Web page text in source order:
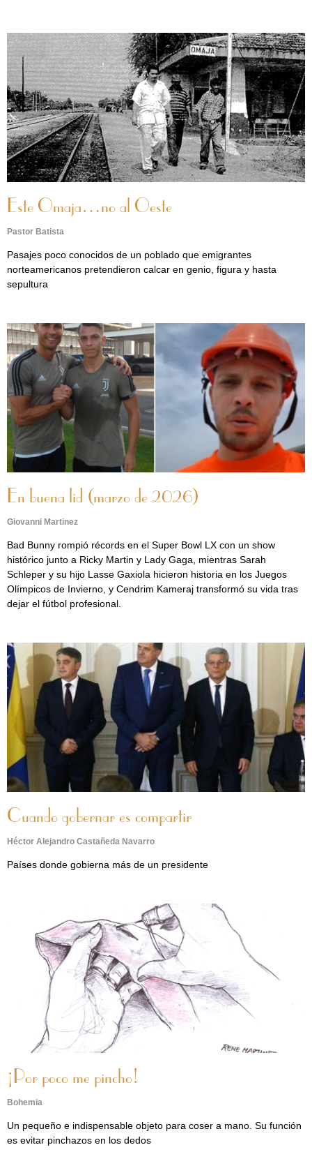
Este Omaja…no al Oeste
Pastor Batista
Pasajes poco conocidos de un poblado que emigrantes
norteamericanos pretendieron calcar en genio, figura y hasta
sepultura
En buena lid (marzo de 2026)
Giovanni Martinez
Bad Bunny rompió récords en el Super Bowl LX con un show
histórico junto a Ricky Martin y Lady Gaga, mientras Sarah
Schleper y su hijo Lasse Gaxiola hicieron historia en los Juegos
Olímpicos de Invierno, y Cendrim Kameraj transformó su vida tras
dejar el fútbol profesional.
Cuando gobernar es compartir
Héctor Alejandro Castañeda Navarro
Países donde gobierna más de un presidente
¡Por poco me pincho!
Bohemia
Un pequeño e indispensable objeto para coser a mano. Su función
es evitar pinchazos en los dedos